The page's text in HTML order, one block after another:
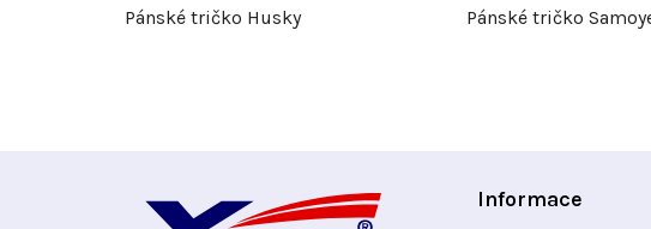
Pánské tričko Husky Pánské tričko
Informace